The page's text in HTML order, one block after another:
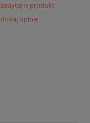
zapytaj o produkt
dodaj opinię